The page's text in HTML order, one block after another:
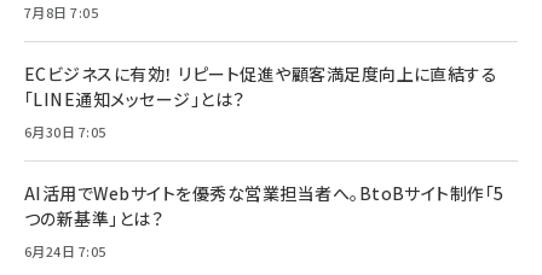
7月8日 7:05
ECビジネスに有効！ リピート促進や顧客満足度向上に直結する
「LINE通知メッセージ」とは？
6月30日 7:05
AI活用でWebサイトを優秀な営業担当者へ。BtoBサイト制作「5
つの新基準」とは？
6月24日 7:05